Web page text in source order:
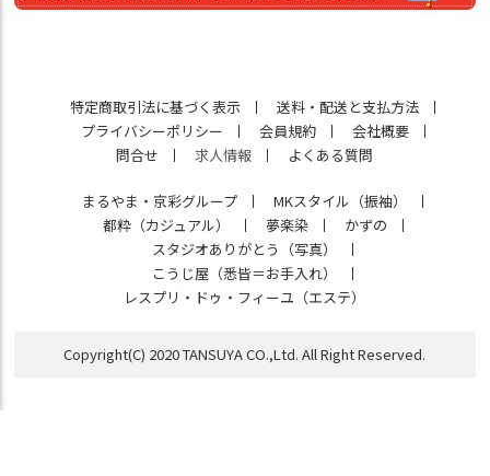
特定商取引法に基づく表示
送料・配送と支払方法
プライバシーポリシー
会員規約
会社概要
問合せ
求人情報 よくある質問
まるやま・京彩グループ
MKスタイル（振袖）
都粋（カジュアル）
夢楽染
かずの
スタジオありがとう（写真）
こうじ屋（悉皆＝お手入れ）
レスプリ・ドゥ・フィーユ（エステ）
Copyright(C) 2020 TANSUYA CO.,Ltd. All Right Reserved.